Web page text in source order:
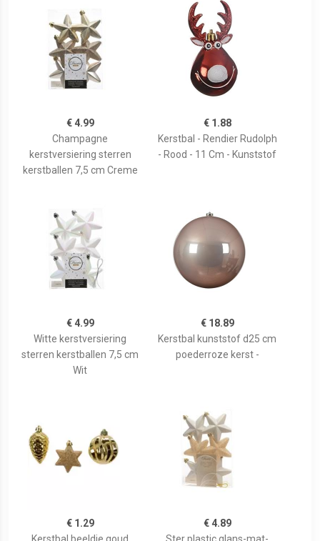
€ 4.99
Champagne
kerstversiering sterren
kerstballen 7,5 cm Creme
€ 1.88
Kerstbal - Rendier Rudolph
- Rood - 11 Cm - Kunststof
€ 4.99
Witte kerstversiering
sterren kerstballen 7,5 cm
Wit
€ 18.89
Kerstbal kunststof d25 cm
poederroze kerst -
€ 1.29
€ 4.89